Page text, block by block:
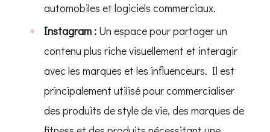
automobiles et logiciels commerciaux.
Instagram : Un espace pour partager un
contenu plus riche visuellement et interagir
avec les marques et les influenceurs. Il est
principalement utilisé pour commercialiser
des produits de style de vie, des marques de